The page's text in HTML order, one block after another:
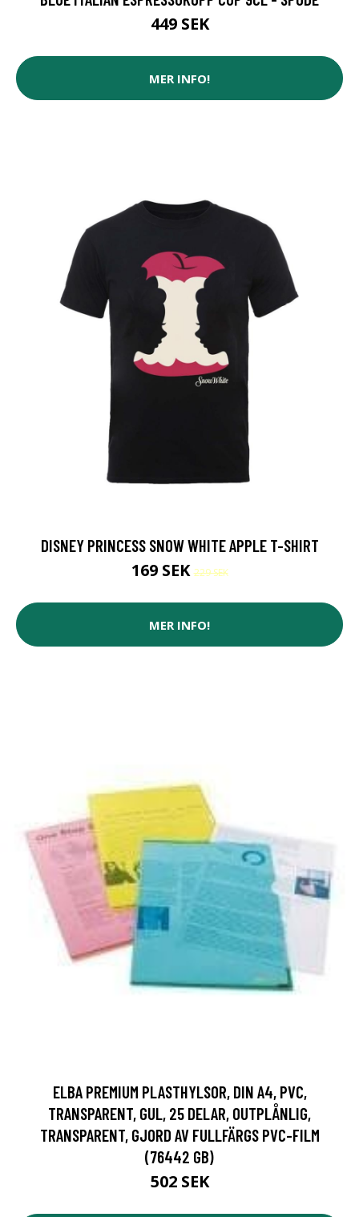
449 SEK
MER INFO!
DISNEY PRINCESS SNOW WHITE APPLE T-SHIRT
169 SEK229 SEK
MER INFO!
ELBA PREMIUM PLASTHYLSOR, DIN A4, PVC,
TRANSPARENT, GUL, 25 DELAR, OUTPLÅNLIG,
TRANSPARENT, GJORD AV FULLFÄRGS PVC-FILM
(76442 GB)
502 SEK